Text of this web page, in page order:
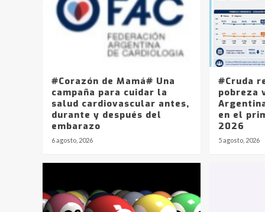
#Corazón de Mamá# Una
campaña para cuidar la
salud cardiovascular antes,
durante y después del
embarazo
6 agosto, 2026
#Cruda
pobreza
en el
2026
5 agosto, 2026